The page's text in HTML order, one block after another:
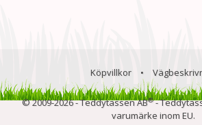
Köpvillkor •
© 2009-2026 - Teddytassen AB®-
varumärke inom EU.